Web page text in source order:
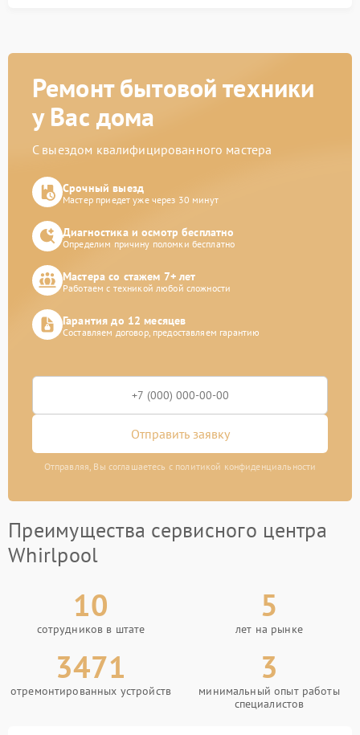
Ремонт бытовой техники
у Вас дома
С выездом квалифицированного мастера
Срочный выезд
Мастер приедет уже через 30 минут
Диагностика и осмотр бесплатно
Определим причину поломки бесплатно
Мастера со стажем 7+ лет
Работаем с техникой любой сложности
Гарантия до 12 месяцев
Составляем договор, предоставляем гарантию
Отправить заявку
Отправляя, Вы соглашаетесь с политикой конфиденциальности
Преимущества сервисного центра
Whirlpool
10
сотрудников в штате
5
лет на рынке
3471
отремонтированных устройств
3
минимальный опыт работы
специалистов